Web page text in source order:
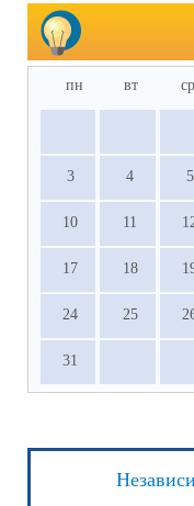
пн вт ср
3 4 5
10 11
17 18
24 25
31